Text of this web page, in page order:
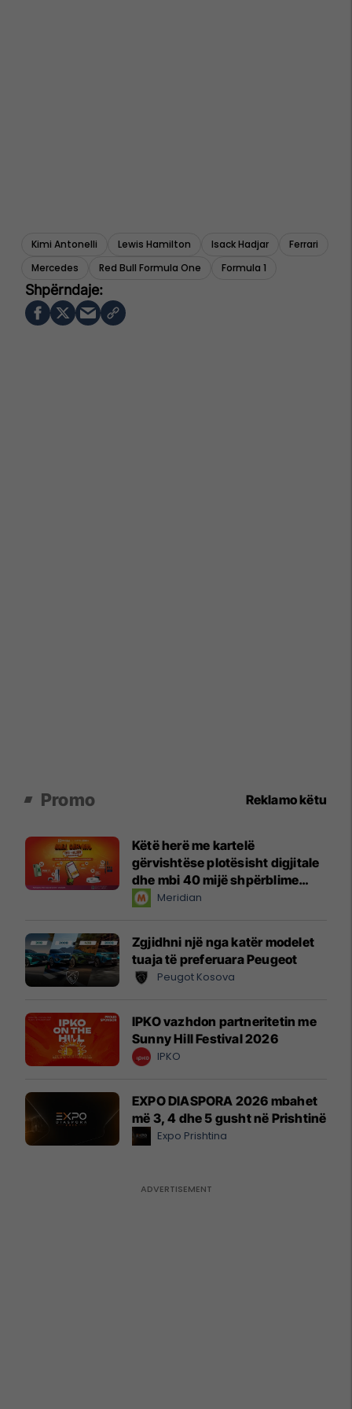
Kimi Antonelli Lewis Hamilton Isack Hadjar
Ferrari
Mercedes
Red Bull Formula One Formula 1
Promo Reklamo këtu
Këtë herë me kartelë
gërvishtëse plotësisht digjitale
dhe mbi 40 mijë shpërblime
instant!Meridian
Zgjidhni një nga katër modelet
tuaja të preferuara Peugeot
Peugot Kosova
IPKO vazhdon partneritetin me
Sunny Hill Festival 2026
IPKO
EXPO DIASPORA 2026 mbahet
më 3, 4 dhe 5 gusht në Prishtinë
Expo Prishtina